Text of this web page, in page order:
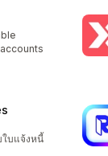
ใบแจ้งหนี้